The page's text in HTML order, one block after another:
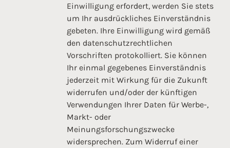
Einwilligung erfordert, werden Sie stets
um Ihr ausdrückliches Einverständnis
gebeten. Ihre Einwilligung wird gemäß
den datenschutzrechtlichen
Vorschriften protokolliert. Sie können
Ihr einmal gegebenes Einverständnis
jederzeit mit Wirkung für die Zukunft
widerrufen und/oder der künftigen
Verwendungen Ihrer Daten für Werbe-,
Markt- oder
Meinungsforschungszwecke
widersprechen. Zum Widerruf einer